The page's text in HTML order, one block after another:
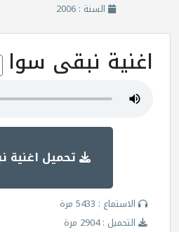
السنة : 2006
اغنية نبقى سوا
تحميل اغنية
الاستماع : 5433 مرة
التحميل : 2904 مرة